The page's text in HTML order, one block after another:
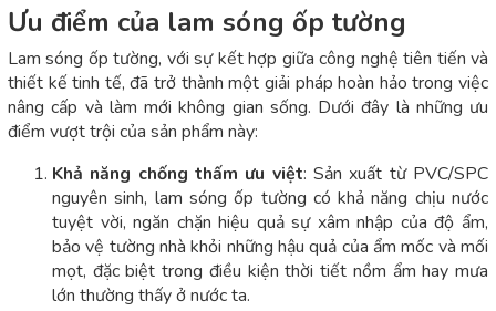
Ưu điểm của lam sóng ốp tường
Lam sóng ốp tường, với sự kết hợp giữa công nghệ tiên tiến và
thiết kế tinh tế, đã trở thành một giải pháp hoàn hảo trong việc
nâng cấp và làm mới không gian sống. Dưới đây là những ưu
điểm vượt trội của sản phẩm này:
Khả năng chống thấm ưu việt: Sản xuất từ PVC/SPC
nguyên sinh, lam sóng ốp tường có khả năng chịu nước
tuyệt vời, ngăn chặn hiệu quả sự xâm nhập của độ ẩm,
bảo vệ tường nhà khỏi những hậu quả của ẩm mốc và mối
mọt, đặc biệt trong điều kiện thời tiết nồm ẩm hay mưa
lớn thường thấy ở nước ta.